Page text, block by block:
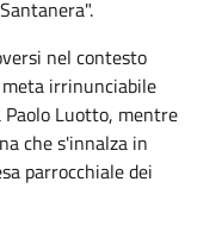
nel contesto
meta irrinunciabile
Luotto, mentre
che s'innalza in
parrocchiale dei